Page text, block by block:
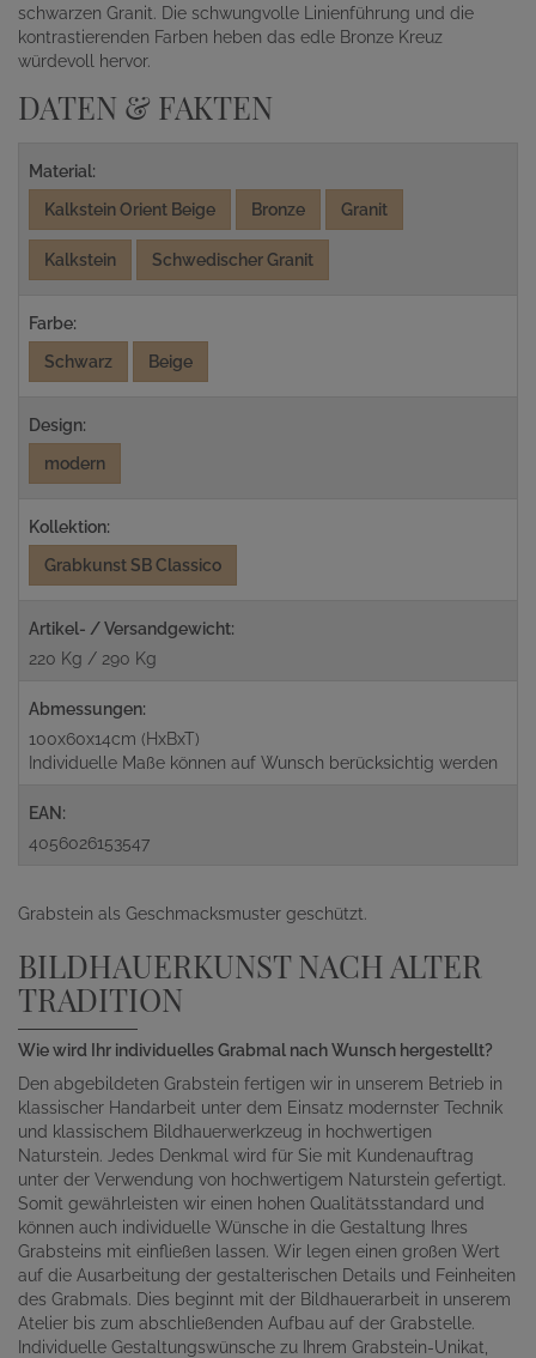
schwarzen Granit. Die schwungvolle Linienführung und die
kontrastierenden Farben heben das edle Bronze Kreuz
würdevoll hervor.
DATEN & FAKTEN
Material:
Kalkstein Orient Beige
Bronze Granit
Kalkstein Schwedischer Granit
Farbe:
Schwarz
Beige
Design:
modern
Kollektion:
Grabkunst SB Classico
Artikel- / Versandgewicht:
220 Kg / 290 Kg
Abmessungen:
100x60x14cm (HxBxT)
Individuelle Maße können auf Wunsch berücksichtig werden
EAN:
4056026153547
Grabstein als Geschmacksmuster geschützt.
BILDHAUERKUNST NACH ALTER
TRADITION
Wie wird Ihr individuelles Grabmal nach Wunsch hergestellt?
Den abgebildeten Grabstein fertigen wir in unserem Betrieb in
klassischer Handarbeit unter dem Einsatz modernster Technik
und klassischem Bildhauerwerkzeug in hochwertigen
Naturstein. Jedes Denkmal wird für Sie mit Kundenauftrag
unter der Verwendung von hochwertigem Naturstein gefertigt.
Somit gewährleisten wir einen hohen Qualitätsstandard und
können auch individuelle Wünsche in die Gestaltung Ihres
Grabsteins mit einfließen lassen. Wir legen einen großen Wert
auf die Ausarbeitung der gestalterischen Details und Feinheiten
des Grabmals. Dies beginnt mit der Bildhauerarbeit in unserem
Atelier bis zum abschließenden Aufbau auf der Grabstelle.
Individuelle Gestaltungswünsche zu Ihrem Grabstein-Unikat,